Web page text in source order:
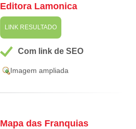
Editora Lamonica
LINK RESULTADO
Com link de SEO
Imagem ampliada
Mapa das Franquias